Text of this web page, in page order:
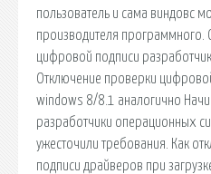
пользователь и сама виндовс
производителя программного.
цифровой подписи
Отключение проверки
windows 8/8.1 аналогично
разработчики операционных
ужесточили требования. Как
подписи драйверов при